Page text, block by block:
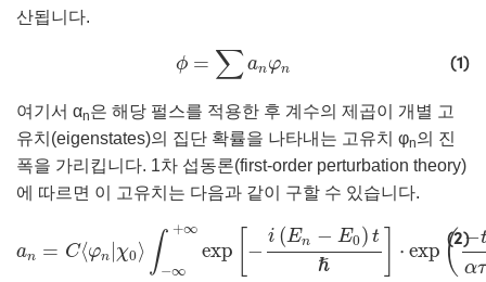
산됩니다.
(1)
ϕ = ∑anφn
∑an
여기서 αn은 해당 펄스를 적용한 후 계수의 제곱이 개별 고
유치(eigenstates)의 집단 확률을 나타내는 고유치 φn의 진
폭을 가리킵니다. 1차 섭동론(first-order perturbation theory)
에 따르면 이 고유치는 다음과 같이 구할 수 있습니다.
(2)
an = C⟨φn χ0⟩ ∫ +∞
−∞
exp −
i (En − E0) t
ℏ
⋅ exp ( −
ατ
⟩∫ −∞ exp − i(E E0) tℏ ⋅exp 2